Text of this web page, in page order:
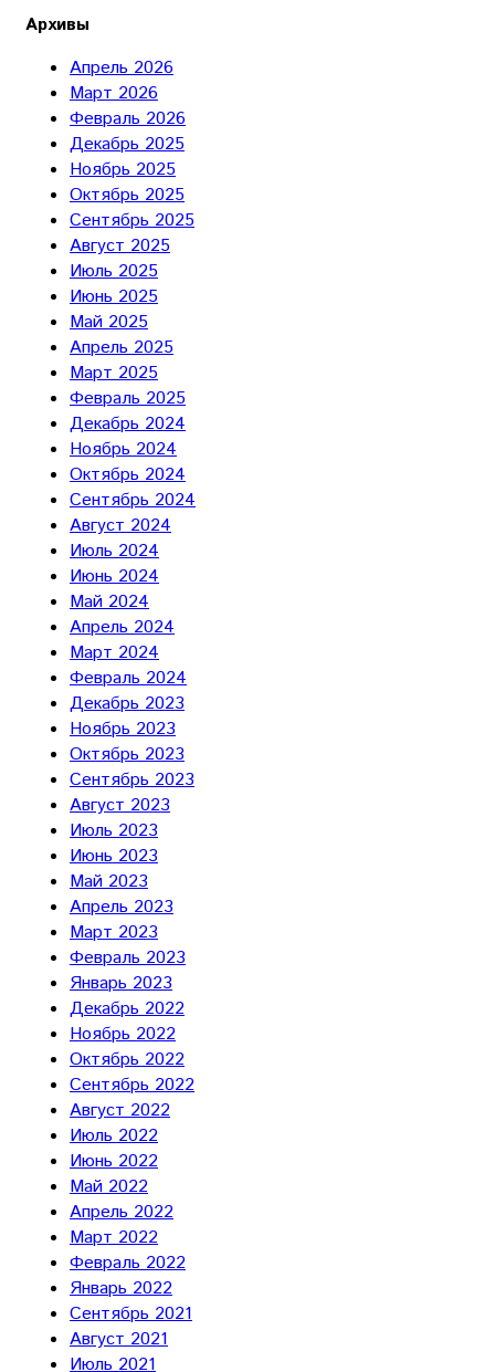
Архивы
Апрель 2026
Март 2026
Февраль 2026
Декабрь 2025
Ноябрь 2025
Октябрь 2025
Сентябрь 2025
Август 2025
Июль 2025
Июнь 2025
Май 2025
Апрель 2025
Март 2025
Февраль 2025
Декабрь 2024
Ноябрь 2024
Октябрь 2024
Сентябрь 2024
Август 2024
Июль 2024
Июнь 2024
Май 2024
Апрель 2024
Март 2024
Февраль 2024
Декабрь 2023
Ноябрь 2023
Октябрь 2023
Сентябрь 2023
Август 2023
Июль 2023
Июнь 2023
Май 2023
Апрель 2023
Март 2023
Февраль 2023
Январь 2023
Декабрь 2022
Ноябрь 2022
Октябрь 2022
Сентябрь 2022
Август 2022
Июль 2022
Июнь 2022
Май 2022
Апрель 2022
Март 2022
Февраль 2022
Январь 2022
Сентябрь 2021
Август 2021
Июль 2021